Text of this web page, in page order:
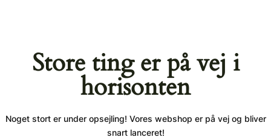
Store ting er på vej i
horisonten
Noget stort er under opsejling! Vores webshop er på vej og bliver
snart lanceret!